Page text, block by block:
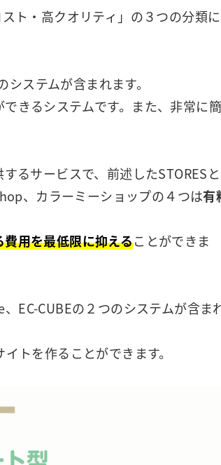
ト・高クオリティ」の３つの分類に
システムが含まれます。
きるシステムです。また、非常に
るサービスで、前述したSTORESと
、カラーミーショップの４つは有
用を最低限に抑えることができま
EC-CUBEの２つのシステムが含ま
イトを作ることができます。